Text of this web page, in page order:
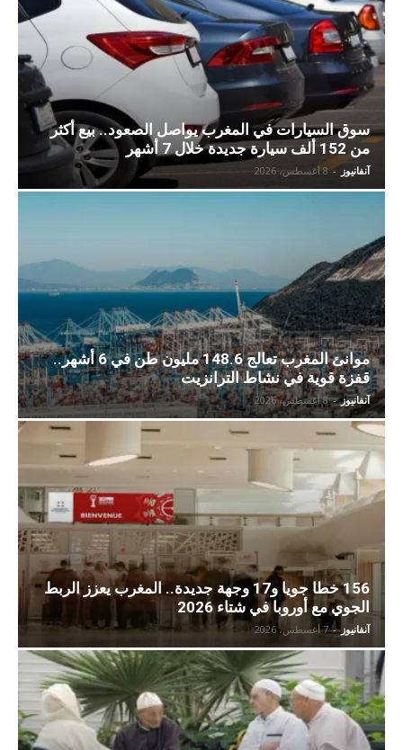
سوق السيارات في المغرب يواصل الصعود.. بيع أكثر
من 152 ألف سيارة جديدة خلال 7 أشهر
آنفانيوز - 8 أغسطس، 2026
موانئ المغرب تعالج 148.6 مليون طن في 6 أشهر..
قفزة قوية في نشاط الترانزيت
آنفانيوز - 8 أغسطس، 2026
156 خطا جويا و17 وجهة جديدة.. المغرب يعزز الربط
الجوي مع أوروبا في شتاء 2026
آنفانيوز - 7 أغسطس، 2026